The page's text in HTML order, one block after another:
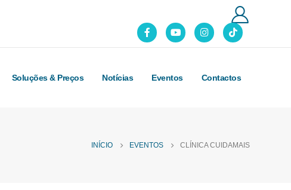
Soluções & Preços Notícias Eventos Contactos
INÍCIO EVENTOS CLÍNICA CUIDAMAIS